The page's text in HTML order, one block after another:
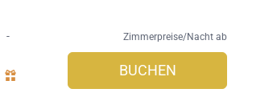
-
Zimmerpreise/Nacht ab
BUCHEN